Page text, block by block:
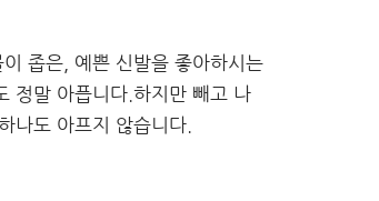
좁은, 예쁜 신발을 좋아하시는
정말 아픕니다.하지만 빼고 나
나도 아프지 않습니다.